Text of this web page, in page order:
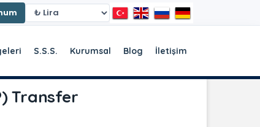
S.S.S. Kurumsal Blog İletişim
Transfer